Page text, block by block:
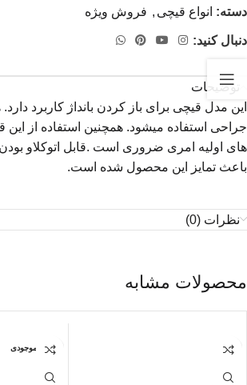
دسته: انواع قیچی , فروش ویژه
دنبال کنید:
توضیحات
این مدل قیچی برای باز کردن بانداژ کاربرد
جراحی استفاده میشود. همچنین استفاده از
های اولیه امری ضروری است .قابل اتوکلاو
باعث تمایز این محصول شده است.
نظرات (0)
محصولات مشابه
اتمام موجودی